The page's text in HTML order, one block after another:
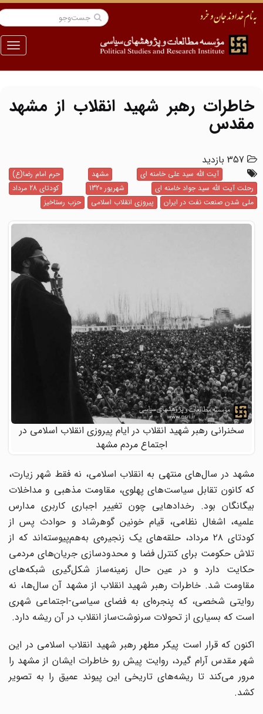
منو
خاطرات رهبر شهید انقلاب از مشهد
مقدس
357 بازدید
آیت الله سید علی خامنه ای مشهد
حرم امام رضا(ع)
رحلت آیت الله سید جواد خامنه ای
شهریور 1320
کودتای 28 مرداد
ملی شدن صنعت نفت در ایران
پیروزی انقلاب اسلامی حزب رستاخیز
سخنرانی رهبر شهید انقلاب در ایام پیروزی انقلاب اسلامی در
اجتماع مردم مشهد
مشهد در سال‌های منتهی به انقلاب اسلامی، نه فقط شهر زیارت،
که کانون تقابل سیاست‌های پهلوی، مقاومت مذهبی و مداخلات
بیگانگان بود. رخدادهایی چون تغییر اجباری کاربری مدارس
علمیه، اشغال نظامی، قیام خونین گوهرشاد و حوادث پس از
کودتای ۲۸ مرداد، حلقه‌های یک زنجیره‌ی به‌هم‌پیوسته‌اند که از
تلاش حکومت برای کنترل فضا و محدودسازی جریان‌های مردمی
حکایت دارد و در عین حال زمینه‌ساز شکل‌گیری شبکه‌های
مقاومت شد. خاطرات رهبر شهید انقلاب از مشهد آن سال‌ها، نه
روایتی شخصی، که پنجره‌ای به فضای سیاسی-اجتماعی شهری
است که بسیاری از تحولات سرنوشت‌ساز انقلاب در آن ریشه دارد.
اکنون که قرار است پیکر مطهر رهبر شهید انقلاب اسلامی در این
شهر مقدس آرام گیرد، روایت پیش رو خاطرات ایشان از مشهد را
مرور می‌کند تا ریشه‌های تاریخی این پیوند عمیق را به تصویر
کشد.